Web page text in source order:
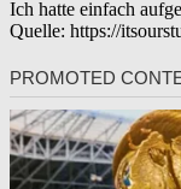
Ich hatte einfach
Quelle: https://